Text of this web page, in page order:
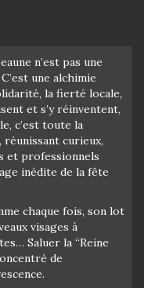
n’est pas une
une alchimie
la fierté locale,
et s’y réinventent,
c’est toute la
curieux,
et professionnels
inédite de la fête
chaque fois, son lot
visages à
Saluer la “Reine
de